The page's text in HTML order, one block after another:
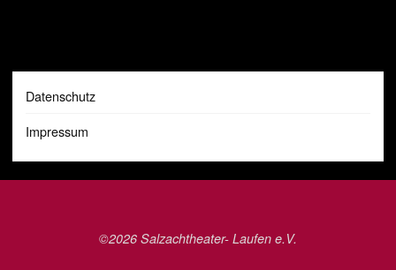
Datenschutz
Impressum
©2026 Salzachtheater- Laufen e.V.